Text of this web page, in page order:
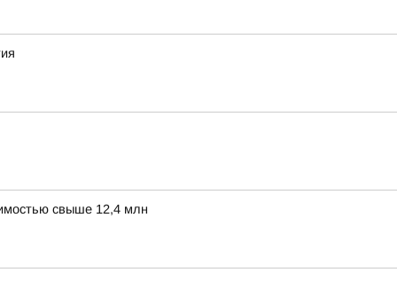
свыше 12,4 млн